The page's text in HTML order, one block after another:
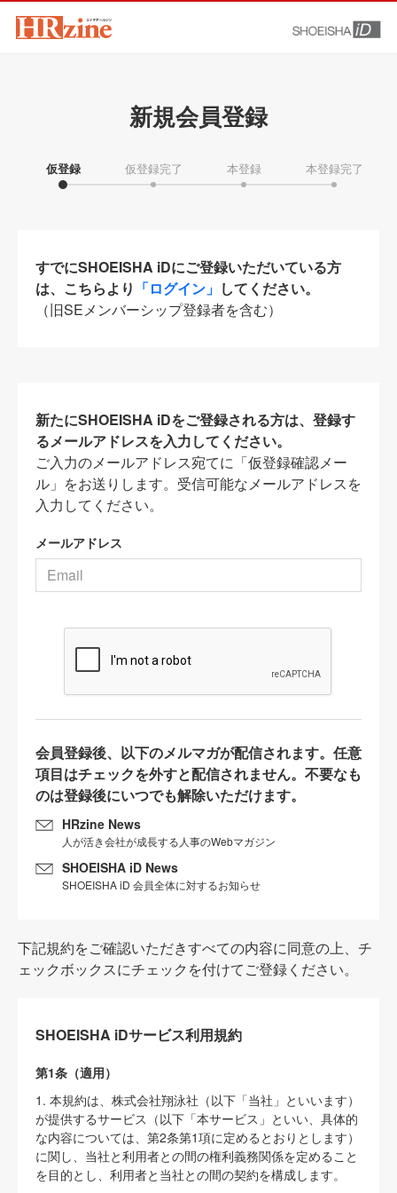
新規会員登録
仮登録 仮登録完了 本登録 本登録完了
すでにSHOEISHA iDにご登録いただいている方
は、こちらより 「ログイン」 してください。
（旧SEメンバーシップ登録者を含む）
新たにSHOEISHA iDをご登録される方は、登録す
るメールアドレスを入力してください。
ご入力のメールアドレス宛てに「仮登録確認メー
ル」をお送りします。受信可能なメールアドレスを
入力してください。
メールアドレス
会員登録後、以下のメルマガが配信されます。任意
項目はチェックを外すと配信されません。不要なも
のは登録後にいつでも解除いただけます。
HRzine News
人が活き会社が成長する人事のWebマガジン
SHOEISHA iD News
SHOEISHA iD 会員全体に対するお知らせ
下記規約をご確認いただきすべての内容に同意の上、チ
ェックボックスにチェックを付けてご登録ください。
SHOEISHA iDサービス利用規約
第1条（適用）
1. 本規約は、株式会社翔泳社（以下「当社」といいます）
が提供するサービス（以下「本サービス」といい、具体的
な内容については、第2条第1項に定めるとおりとします）
に関し、当社と利用者との間の権利義務関係を定めること
を目的とし、利用者と当社との間の契約を構成します。